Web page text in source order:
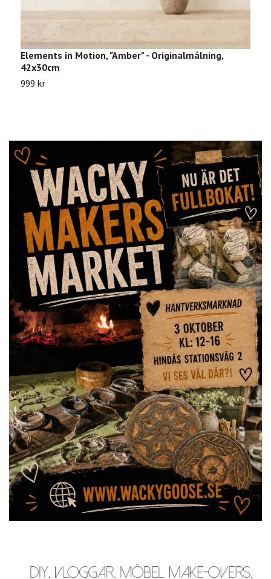
Elements in Motion, "Amber" - Originalmålning,
42x30cm
999 kr